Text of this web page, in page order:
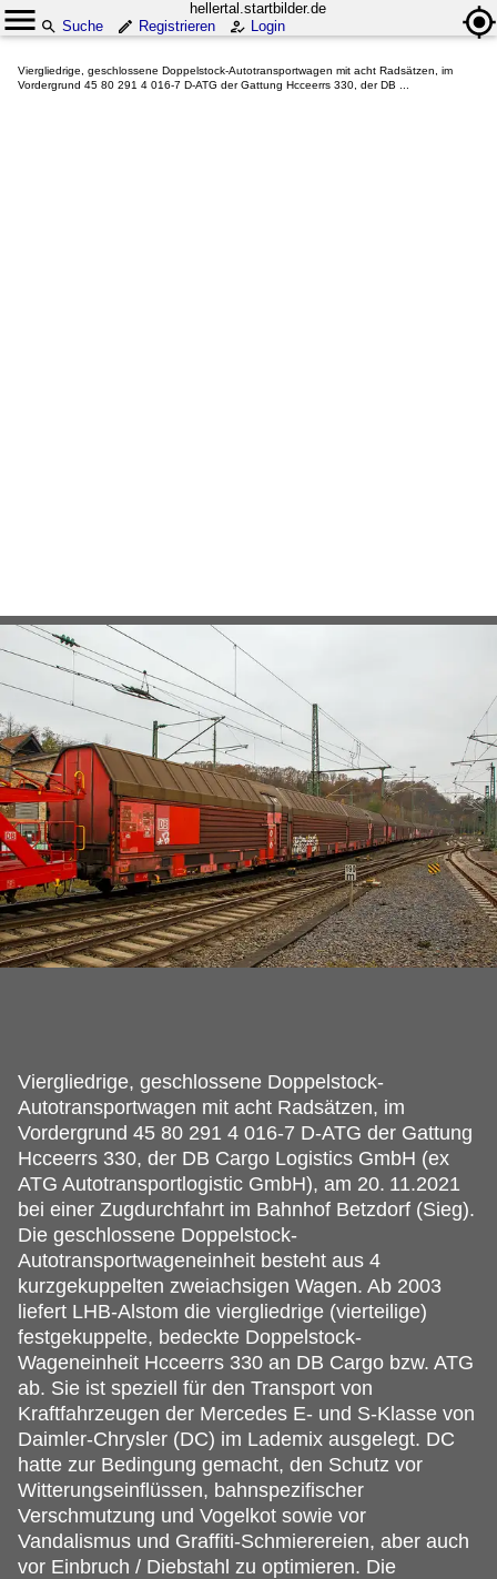
hellertal.startbilder.de
Suche
Registrieren Login
Viergliedrige, geschlossene Doppelstock-Autotransportwagen mit acht Radsätzen, im
Vordergrund 45 80 291 4 016-7 D-ATG der Gattung Hcceerrs 330, der DB ...
Viergliedrige, geschlossene Doppelstock-
Autotransportwagen mit acht Radsätzen, im
Vordergrund 45 80 291 4 016-7 D-ATG der Gattung
Hcceerrs 330, der DB Cargo Logistics GmbH (ex
ATG Autotransportlogistic GmbH), am 20. 11.2021
bei einer Zugdurchfahrt im Bahnhof Betzdorf (Sieg).
Die geschlossene Doppelstock-
Autotransportwageneinheit besteht aus 4
kurzgekuppelten zweiachsigen Wagen. Ab 2003
liefert LHB-Alstom die viergliedrige (vierteilige)
festgekuppelte, bedeckte Doppelstock-
Wageneinheit Hcceerrs 330 an DB Cargo bzw. ATG
ab. Sie ist speziell für den Transport von
Kraftfahrzeugen der Mercedes E- und S-Klasse von
Daimler-Chrysler (DC) im Lademix ausgelegt. DC
hatte zur Bedingung gemacht, den Schutz vor
Witterungseinflüssen, bahnspezifischer
Verschmutzung und Vogelkot sowie vor
Vandalismus und Graffiti-Schmierereien, aber auch
vor Einbruch / Diebstahl zu optimieren. Die